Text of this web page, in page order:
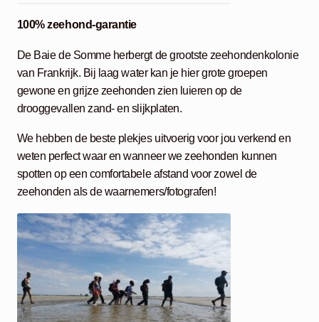
100% zeehond-garantie
De Baie de Somme herbergt de grootste zeehondenkolonie
van Frankrijk. Bij laag water kan je hier grote groepen
gewone en grijze zeehonden zien luieren op de
drooggevallen zand- en slijkplaten.
We hebben de beste plekjes uitvoerig voor jou verkend en
weten perfect waar en wanneer we zeehonden kunnen
spotten op een comfortabele afstand voor zowel de
zeehonden als de waarnemers/fotografen!